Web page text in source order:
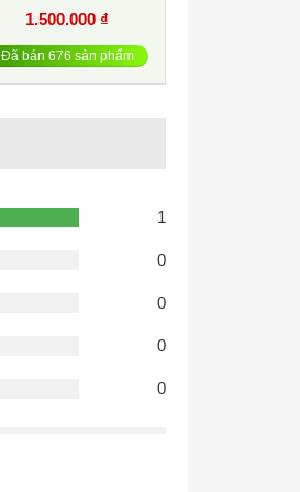
1.500.000 ₫
Đã bán 676 sản phẩm
1
0
0
0
0